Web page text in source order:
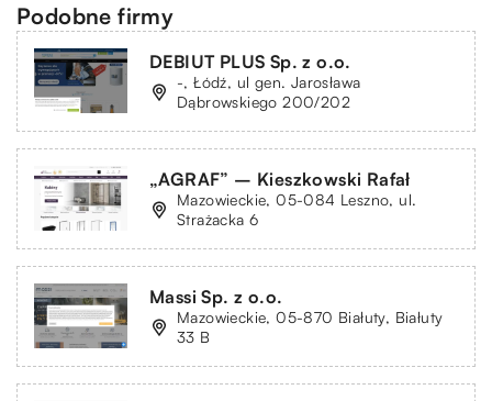
Podobne firmy
DEBIUT PLUS Sp. z o.o.
-, Łódź, ul gen. Jarosława
Dąbrowskiego 200/202
„AGRAF” – Kieszkowski Rafał
Mazowieckie, 05-084 Leszno, ul.
Strażacka 6
Massi Sp. z o.o.
Mazowieckie, 05-870 Białuty, Białuty
33 B